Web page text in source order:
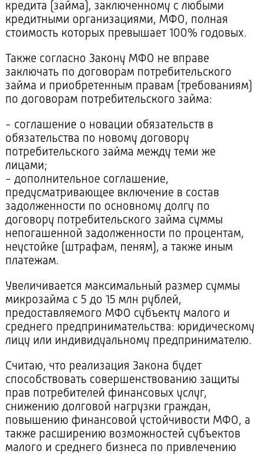
кредита (займа), заключенному с любыми
кредитными организациями, МФО, полная
стоимость которых превышает 100% годовых.
Также согласно Закону МФО не вправе
заключать по договорам потребительского
займа и приобретенным правам (требованиям)
по договорам потребительского займа:
- соглашение о новации обязательств в
обязательства по новому договору
потребительского займа между теми же
лицами;
- дополнительное соглашение,
предусматривающее включение в состав
задолженности по основному долгу по
договору потребительского займа суммы
непогашенной задолженности по процентам,
неустойке (штрафам, пеням), а также иным
платежам.
Увеличивается максимальный размер суммы
микрозайма с 5 до 15 млн рублей,
предоставляемого МФО субъекту малого и
среднего предпринимательства: юридическому
лицу или индивидуальному предпринимателю.
Считаю, что реализация Закона будет
способствовать совершенствованию защиты
прав потребителей финансовых услуг,
снижению долговой нагрузки граждан,
повышению финансовой устойчивости МФО, а
также расширению возможностей субъектов
малого и среднего бизнеса по привлечению